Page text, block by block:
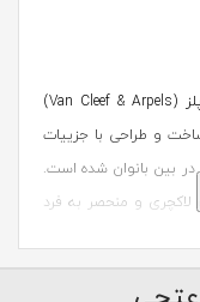
یکی دیگر از اکسسوری های برند ون کلیف آرپلز (Van Cleef & Arpels)
و طراحی با جزییات
در بین بانوان شده است.
لاکچری و منحصر به فرد
معروف بوده و توانسته